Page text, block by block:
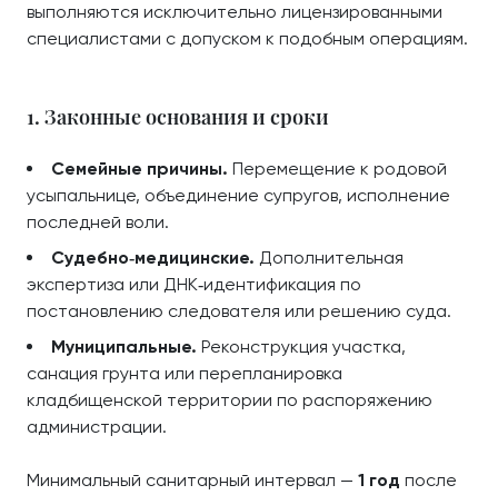
выполняются исключительно лицензированными
специалистами с допуском к подобным операциям.
1. Законные основания и сроки
Семейные причины. Перемещение к родовой
усыпальнице, объединение супругов, исполнение
последней воли.
Судебно‑медицинские. Дополнительная
экспертиза или ДНК‑идентификация по
постановлению следователя или решению суда.
Муниципальные. Реконструкция участка,
санация грунта или перепланировка
кладбищенской территории по распоряжению
администрации.
Минимальный санитарный интервал — 1 год после